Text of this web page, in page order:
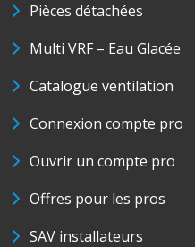
Pièces détachées
Multi VRF – Eau Glacée
Catalogue ventilation
Connexion compte pro
Ouvrir un compte pro
Offres pour les pros
SAV installateurs